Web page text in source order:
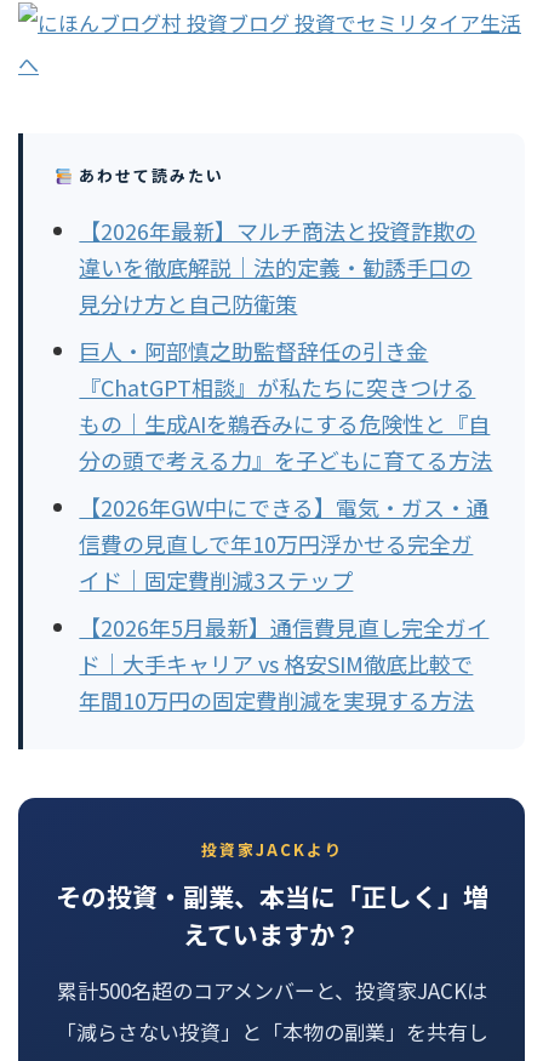
あわせて読みたい
【2026年最新】マルチ商法と投資詐欺の
違いを徹底解説｜法的定義・勧誘手口の
見分け方と自己防衛策
巨人・阿部慎之助監督辞任の引き金
『ChatGPT相談』が私たちに突きつける
もの｜生成AIを鵜呑みにする危険性と『自
分の頭で考える力』を子どもに育てる方法
【2026年GW中にできる】電気・ガス・通
信費の見直しで年10万円浮かせる完全ガ
イド｜固定費削減3ステップ
【2026年5月最新】通信費見直し完全ガイ
ド｜大手キャリア vs 格安SIM徹底比較で
年間10万円の固定費削減を実現する方法
投資家JACKより
その投資・副業、本当に「正しく」増
えていますか？
累計500名超のコアメンバーと、投資家JACKは
「減らさない投資」と「本物の副業」を共有し